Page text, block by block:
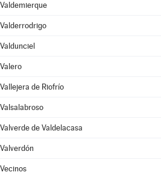
Valdemierque
Valderrodrigo
Valdunciel
Valero
Vallejera de Riofrío
Valsalabroso
Valverde de Valdelacasa
Valverdón
Vecinos